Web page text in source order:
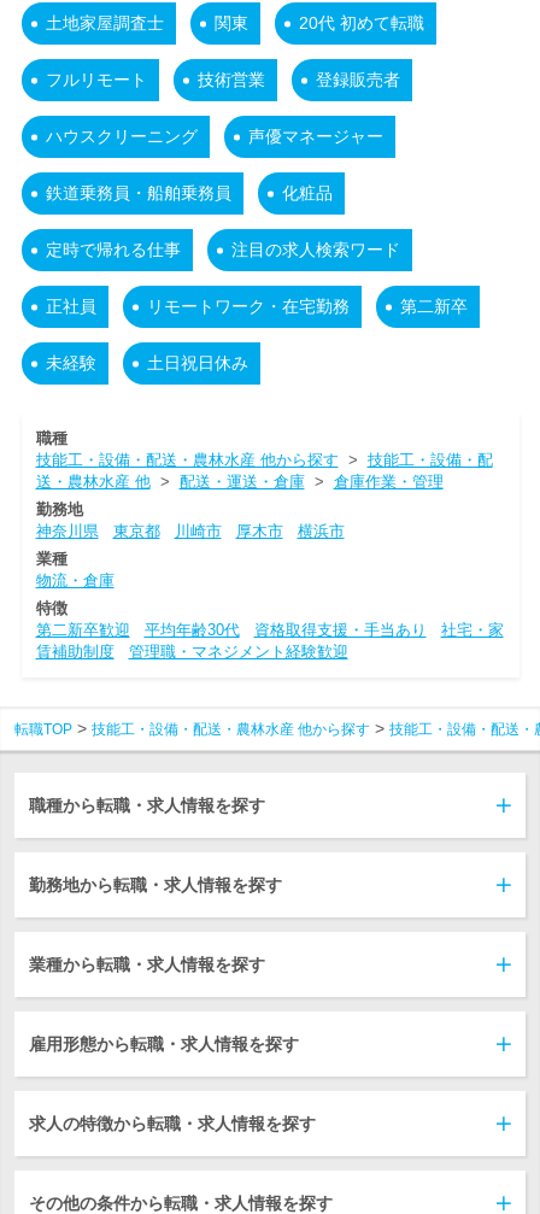
土地家屋調査士 関東 20代 初めて転職
フルリモート 技術営業 登録販売者
ハウスクリーニング 声優マネージャー
鉄道乗務員・船舶乗務員 化粧品
定時で帰れる仕事 注目の求人検索ワード
正社員 リモートワーク・在宅勤務 第二新卒
未経験 土日祝日休み
職種
技能工・設備・配送・農林水産 他から探す > 技能工・設備・配
送・農林水産 他> 配送・運送・倉庫> 倉庫作業・管理
勤務地
神奈川県
東京都 川崎市 厚木市
横浜市
業種
物流・倉庫
特徴
第二新卒歓迎
平均年齢30代 資格取得支援・手当あり
社宅・家
賃補助制度
管理職・マネジメント経験歓迎
転職TOP 技能工・設備・配送・農林水産 他から探す 技能工・設備・配送・
職種から転職・求人情報を探す
勤務地から転職・求人情報を探す
業種から転職・求人情報を探す
雇用形態から転職・求人情報を探す
求人の特徴から転職・求人情報を探す
その他の条件から転職・求人情報を探す